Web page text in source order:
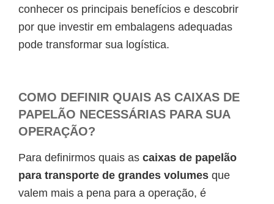
conhecer os principais benefícios e descobrir
por que investir em embalagens adequadas
pode transformar sua logística.
COMO DEFINIR QUAIS AS CAIXAS DE
PAPELÃO NECESSÁRIAS PARA SUA
OPERAÇÃO?
Para definirmos quais as caixas de papelão
para transporte de grandes volumes que
valem mais a pena para a operação, é